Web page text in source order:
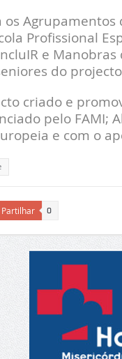
Agrupamentos
Profissional
e
do
criado e
pelo FAMI;
e com o
Partilhar 0